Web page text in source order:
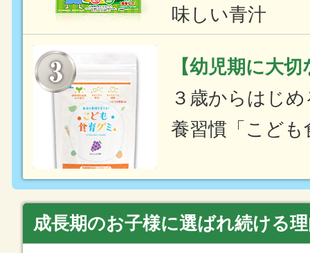
味しい青汁
【幼児期に大
３歳からはじ
養習慣「こども
成長期のお子様に選ばれ続ける